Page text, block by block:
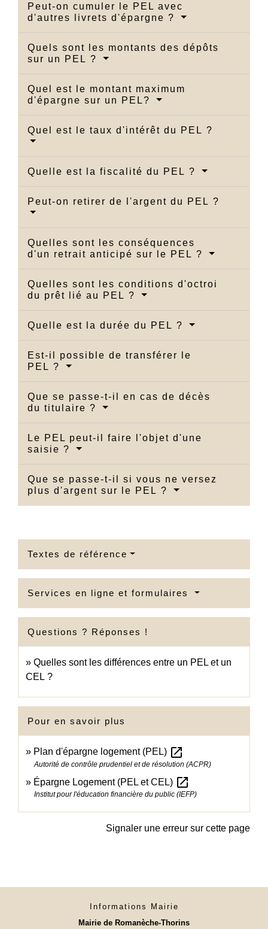
Peut-on cumuler le PEL avec
d'autres livrets d'épargne ?
Quels sont les montants des dépôts
sur un PEL ?
Quel est le montant maximum
d'épargne sur un PEL?
Quel est le taux d'intérêt du PEL ?
Quelle est la fiscalité du PEL ?
Peut-on retirer de l'argent du PEL ?
Quelles sont les conséquences
d'un retrait anticipé sur le PEL ?
Quelles sont les conditions d'octroi
du prêt lié au PEL ?
Quelle est la durée du PEL ?
Est-il possible de transférer le
PEL ?
Que se passe-t-il en cas de décès
du titulaire ?
Le PEL peut-il faire l'objet d'une
saisie ?
Que se passe-t-il si vous ne versez
plus d'argent sur le PEL ?
Textes de référence
Services en ligne et formulaires
Questions ? Réponses !
Quelles sont les différences entre un PEL et un
CEL ?
Pour en savoir plus
Plan d'épargne logement (PEL) open_in_new
Autorité de contrôle prudentiel et de résolution (ACPR)
Épargne Logement (PEL et CEL) open_in_new
Institut pour l'éducation financière du public (IEFP)
Signaler une erreur sur cette page
Informations Mairie
Mairie de Romanèche-Thorins